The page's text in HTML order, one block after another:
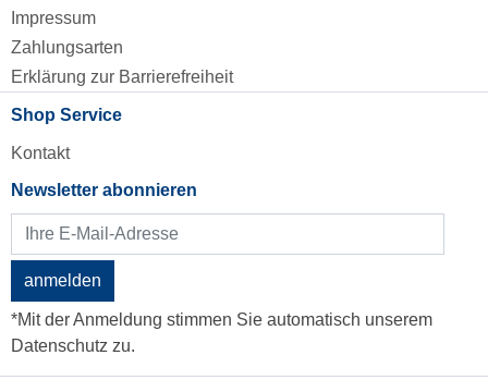
Impressum
Zahlungsarten
Erklärung zur Barrierefreiheit
Shop Service
Kontakt
Newsletter abonnieren
anmelden
*Mit der Anmeldung stimmen Sie automatisch unserem
Datenschutz zu.